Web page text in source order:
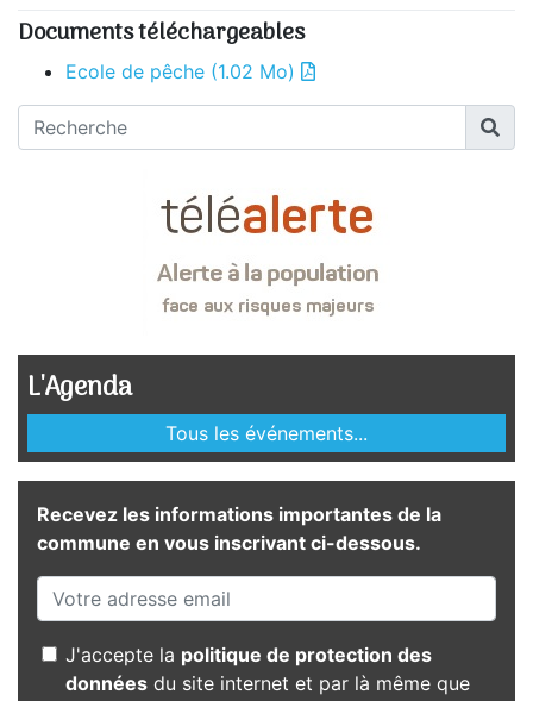
Documents téléchargeables
Ecole de pêche (1.02 Mo)
L'Agenda
Tous les événements...
Recevez les informations importantes de la
commune en vous inscrivant ci-dessous.
J'accepte la politique de protection des
données du site internet et par là même que